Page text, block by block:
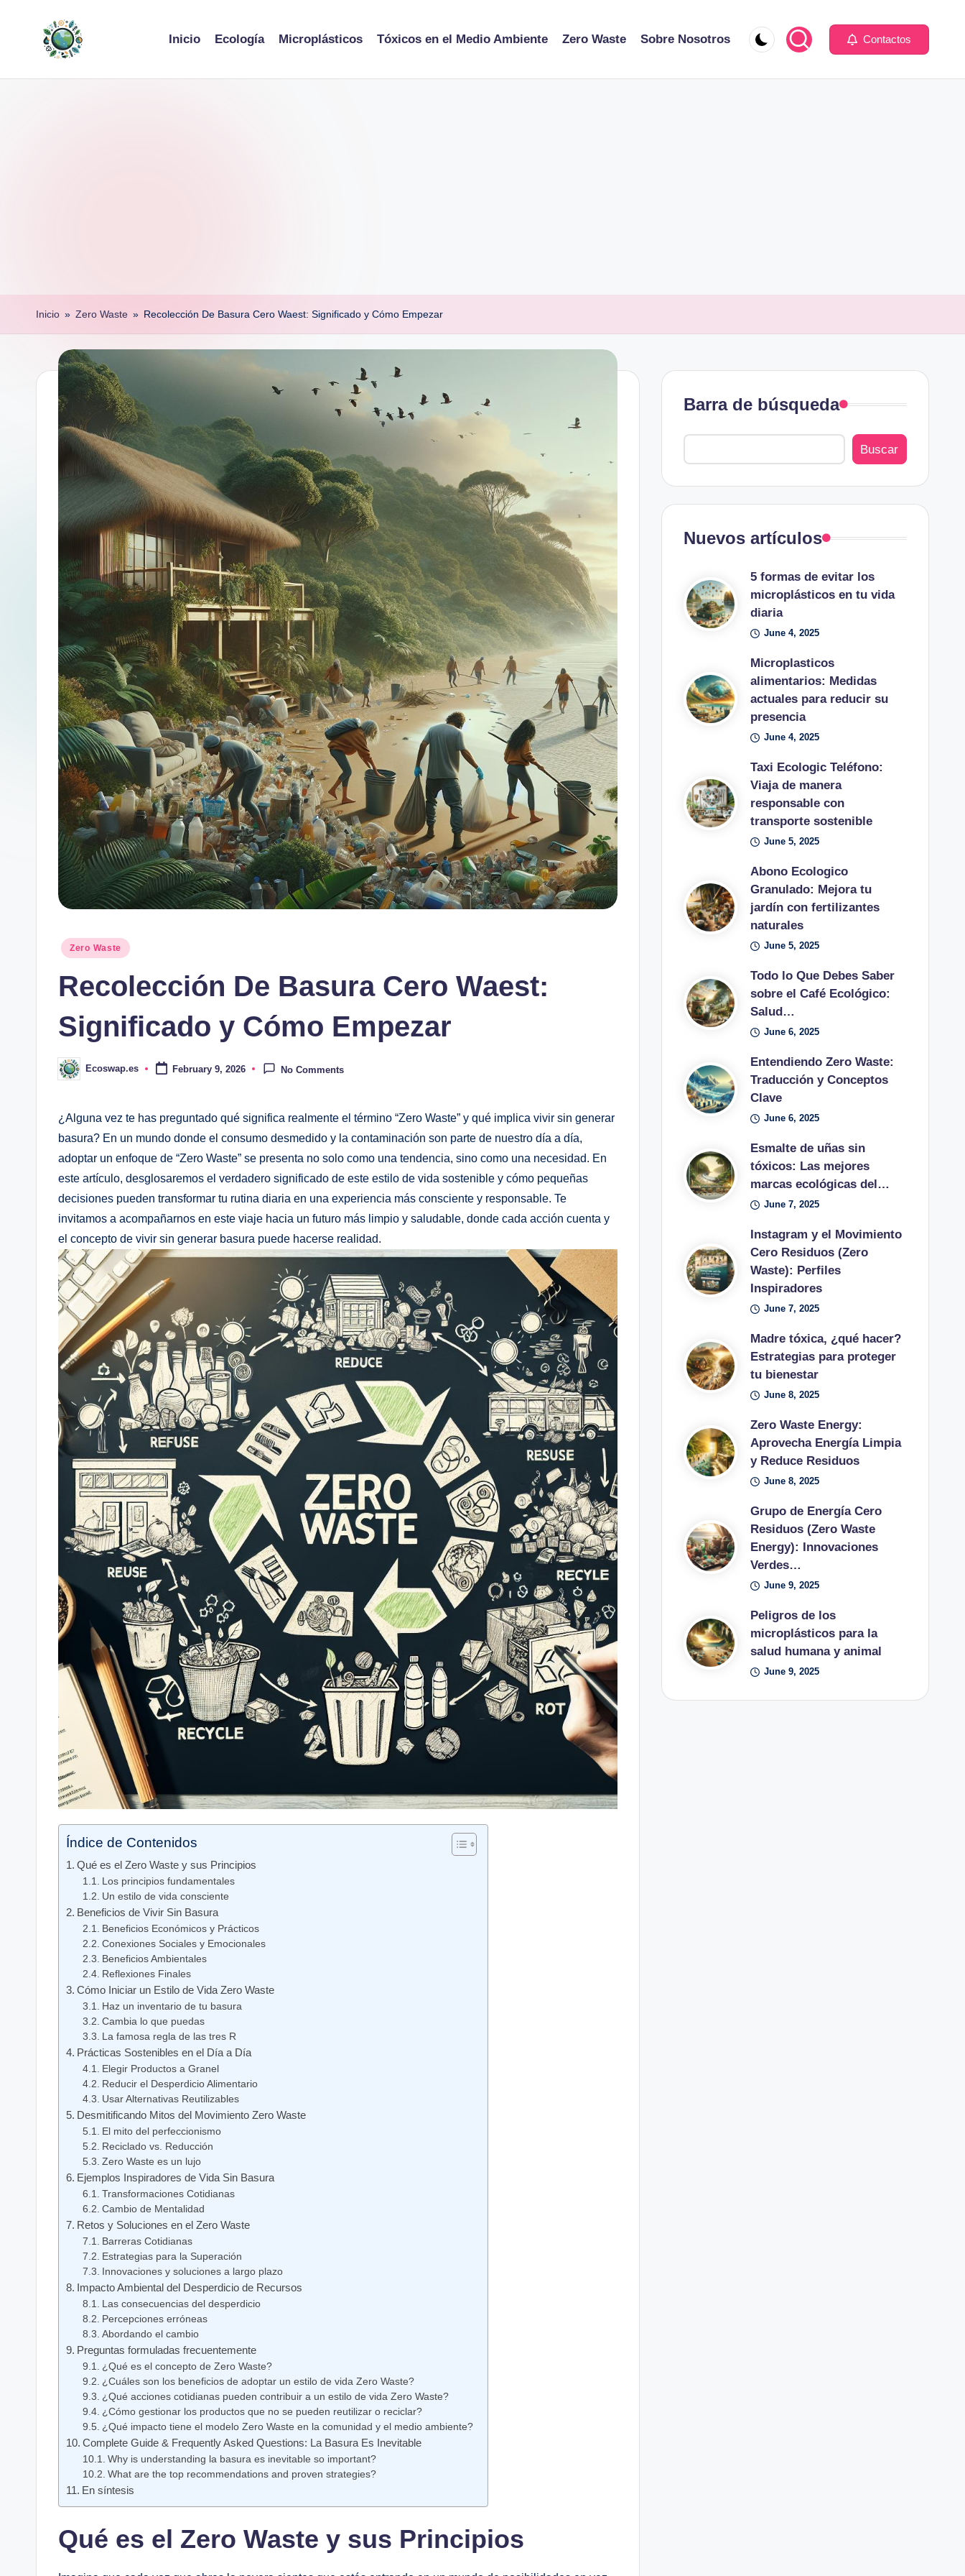
content
Inicio Ecología Microplásticos Tóxicos en el Medio Ambiente Zero Waste Sobre Nosotros Contactos
Inicio » Zero Waste » Recolección De Basura Cero Waest: Significado y Cómo Empezar
Posted
Zero Waste
Recolección De Basura Cero Waest:
Significado y Cómo Empezar
Posted
by
Ecoswap.es February 9, 2026 No Comments
¿Alguna vez te has preguntado qué significa realmente el término “Zero Waste” y qué implica vivir sin generar
basura? En un mundo donde el consumo desmedido y la contaminación son parte de nuestro día a día,
adoptar un enfoque de “Zero Waste” se presenta no solo como una tendencia, sino como una necesidad. En
este artículo, desglosaremos el verdadero significado de este estilo de vida sostenible y cómo pequeñas
decisiones pueden transformar tu rutina diaria en una experiencia más consciente y responsable. Te
invitamos a acompañarnos en este viaje hacia un futuro más limpio y saludable, donde cada acción cuenta y
el concepto de vivir sin generar basura puede hacerse realidad.
Índice de Contenidos
Qué es el Zero Waste y sus Principios
Los principios fundamentales
Un estilo de vida consciente
Beneficios de Vivir Sin Basura
Beneficios Económicos y Prácticos
Conexiones Sociales y Emocionales
Beneficios Ambientales
Reflexiones Finales
Cómo Iniciar un Estilo de Vida Zero Waste
Haz un inventario de tu basura
Cambia lo que puedas
La famosa regla de las tres R
Prácticas Sostenibles en el Día a Día
Elegir Productos a Granel
Reducir el Desperdicio Alimentario
Usar Alternativas Reutilizables
Desmitificando Mitos del Movimiento Zero Waste
El mito del perfeccionismo
Reciclado vs. Reducción
Zero Waste es un lujo
Ejemplos Inspiradores de Vida Sin Basura
Transformaciones Cotidianas
Cambio de Mentalidad
Retos y Soluciones en el Zero Waste
Barreras Cotidianas
Estrategias para la Superación
Innovaciones y soluciones a largo plazo
Impacto Ambiental del Desperdicio de Recursos
Las consecuencias del desperdicio
Percepciones erróneas
Abordando el cambio
Preguntas formuladas frecuentemente
¿Qué es el concepto de Zero Waste?
¿Cuáles son los beneficios de adoptar un estilo de vida Zero Waste?
¿Qué acciones cotidianas pueden contribuir a un estilo de vida Zero Waste?
¿Cómo gestionar los productos que no se pueden reutilizar o reciclar?
¿Qué impacto tiene el modelo Zero Waste en la comunidad y el medio ambiente?
Complete Guide & Frequently Asked Questions: La Basura Es Inevitable
Why is understanding la basura es inevitable so important?
What are the top recommendations and proven strategies?
En síntesis
Qué es el Zero Waste y sus Principios
Barra de búsqueda
Buscar
Nuevos artículos
5 formas de evitar los
microplásticos en tu vida
diaria
June 4, 2025
Microplasticos
alimentarios: Medidas
actuales para reducir su
presencia
June 4, 2025
Taxi Ecologic Teléfono:
Viaja de manera
responsable con
transporte sostenible
June 5, 2025
Abono Ecologico
Granulado: Mejora tu
jardín con fertilizantes
naturales
June 5, 2025
Todo lo Que Debes Saber
sobre el Café Ecológico:
Salud…
June 6, 2025
Entendiendo Zero Waste:
Traducción y Conceptos
Clave
June 6, 2025
Esmalte de uñas sin
tóxicos: Las mejores
marcas ecológicas del…
June 7, 2025
Instagram y el Movimiento
Cero Residuos (Zero
Waste): Perfiles
Inspiradores
June 7, 2025
Madre tóxica, ¿qué hacer?
Estrategias para proteger
tu bienestar
June 8, 2025
Zero Waste Energy:
Aprovecha Energía Limpia
y Reduce Residuos
June 8, 2025
Grupo de Energía Cero
Residuos (Zero Waste
Energy): Innovaciones
Verdes…
June 9, 2025
Peligros de los
microplásticos para la
salud humana y animal
June 9, 2025